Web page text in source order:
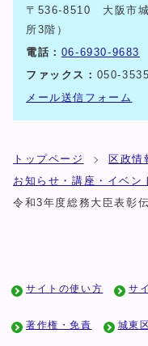
〒536-8510 大阪市城
所3階）
電話： 06-6930-9683
ファックス： 050-
メール送信フォーム
トップページ
区政情
お知らせ・講座・イベン
令和3年度総務大臣表彰
サイトの使い方 サ
著作権・免責 城東